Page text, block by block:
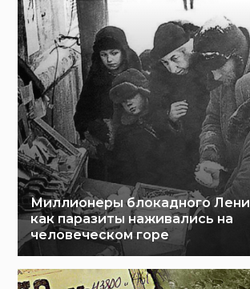
Миллионеры блокадного
как паразиты наживались на
человеческом горе